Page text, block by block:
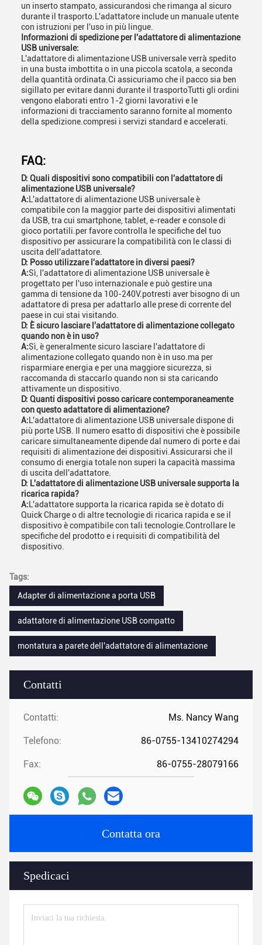
Contatti
Contatti: Ms. Nancy Wang
Telefono: 86-0755-13410274294
Fax: 86-0755-28079166
Contatta ora
Spedicaci
un inserto stampato, assicurandosi che rimanga al sicuro
durante il trasporto.L'adattatore include un manuale utente
con istruzioni per l'uso in più lingue.
Informazioni di spedizione per l'adattatore di alimentazione
USB universale:
L'adattatore di alimentazione USB universale verrà spedito
in una busta imbottita o in una piccola scatola, a seconda
della quantità ordinata.Ci assicuriamo che il pacco sia ben
sigillato per evitare danni durante il trasportoTutti gli ordini
vengono elaborati entro 1-2 giorni lavorativi e le
informazioni di tracciamento saranno fornite al momento
della spedizione.compresi i servizi standard e accelerati.
FAQ:
D: Quali dispositivi sono compatibili con l'adattatore di
alimentazione USB universale?
A: L'adattatore di alimentazione USB universale è
compatibile con la maggior parte dei dispositivi alimentati
da USB, tra cui smartphone, tablet, e-reader e console di
gioco portatili.per favore controlla le specifiche del tuo
dispositivo per assicurare la compatibilità con le classi di
uscita dell'adattatore.
D: Posso utilizzare l'adattatore in diversi paesi?
A:Sì, l'adattatore di alimentazione USB universale è
progettato per l'uso internazionale e può gestire una
gamma di tensione da 100-240V.potresti aver bisogno di un
adattatore di presa per adattarlo alle prese di corrente del
paese in cui stai visitando.
D: È sicuro lasciare l'adattatore di alimentazione collegato
quando non è in uso?
A:Sì, è generalmente sicuro lasciare l'adattatore di
alimentazione collegato quando non è in uso.ma per
risparmiare energia e per una maggiore sicurezza, si
raccomanda di staccarlo quando non si sta caricando
attivamente un dispositivo.
D: Quanti dispositivi posso caricare contemporaneamente
con questo adattatore di alimentazione?
A: L'adattatore di alimentazione USB universale dispone di
più porte USB. Il numero esatto di dispositivi che è possibile
caricare simultaneamente dipende dal numero di porte e dai
requisiti di alimentazione dei dispositivi.Assicurarsi che il
consumo di energia totale non superi la capacità massima
di uscita dell'adattatore.
D: L'adattatore di alimentazione USB universale supporta la
ricarica rapida?
A: L'adattatore supporta la ricarica rapida se è dotato di
Quick Charge o di altre tecnologie di ricarica rapida e se il
dispositivo è compatibile con tali tecnologie.Controllare le
specifiche del prodotto e i requisiti di compatibilità del
dispositivo.
Tags:
Adapter di alimentazione a porta USB
adattatore di alimentazione USB compatto
montatura a parete dell'adattatore di alimentazione